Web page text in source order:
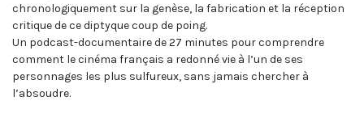
chronologiquement sur la genèse, la fabrication et la réception
critique de ce diptyque coup de poing.
Un podcast-documentaire de 27 minutes pour comprendre
comment le cinéma français a redonné vie à l’un de ses
personnages les plus sulfureux, sans jamais chercher à
l’absoudre.